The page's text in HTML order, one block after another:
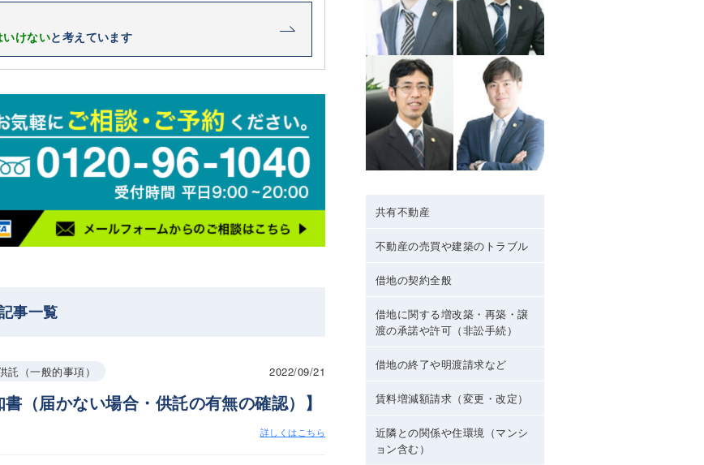
けないと考えています
事一覧
託（一般的事項） 2022/09/21
（届かない場合・供託の有無の確認）】
詳しくはこちら
共有不動産
不動産の売買や建築のトラブル
借地の契約全般
借地に関する増改築・再築・譲
渡の承諾や許可（非訟手続）
借地の終了や明渡請求など
賃料増減額請求（変更・改定）
近隣との関係や住環境（マンシ
ョン含む）